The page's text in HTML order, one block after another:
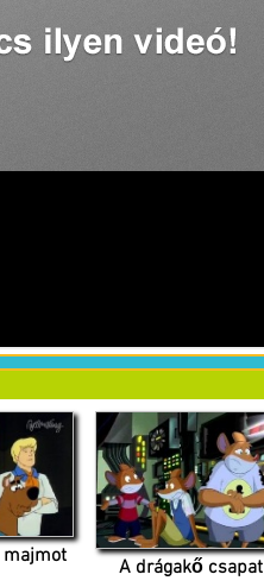
majmot
A drágakő csapat